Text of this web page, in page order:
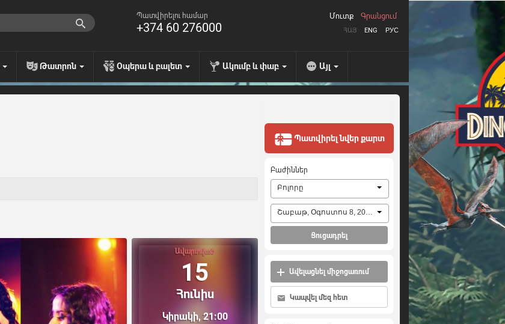
Պատվիրելու համար
+374 60 276000 ՀԱՅ ENG РУС
Մուտք Գրանցում
Թատրոն Օպերա և բալետ Ակումբ և փաբ Այլ
Ավարտված
15
Հունիս
Կիրակի, 21:00
Պատվիրել նվեր քարտ
Բաժիններ
Բոլորը
Շաբաթ, Օգոստոս 8, 2026
Ցուցադրել
Ավելացնել միջոցառում
Կապվել մեզ հետ